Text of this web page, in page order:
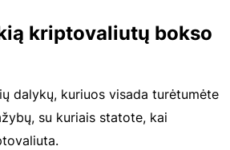
kriptovaliutų bokso
dalykų, kuriuos visada turėtumėte
su kuriais statote, kai